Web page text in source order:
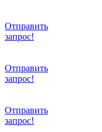
Отправить
запрос!
Отправить
запрос!
Отправить
запрос!